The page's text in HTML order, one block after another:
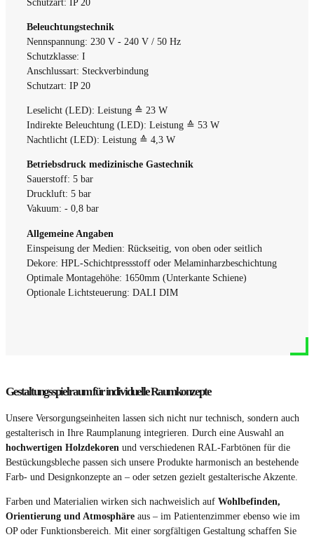
Beleuchtungstechnik
Nennspannung: 230 V - 240 V / 50 Hz
Schutzklasse: I
Anschlussart: Steckverbindung
Schutzart: IP 20
Leselicht (LED): Leistung ≙ 23 W
Indirekte Beleuchtung (LED): Leistung ≙ 53 W
Nachtlicht (LED): Leistung ≙ 4,3 W
Betriebsdruck medizinische Gastechnik
Sauerstoff: 5 bar
Druckluft: 5 bar
Vakuum: - 0,8 bar
Allgemeine Angaben
Einspeisung der Medien: Rückseitig, von oben oder seitlich
Dekore: HPL-Schichtpressstoff oder Melaminharzbeschichtung
Optimale Montagehöhe: 1650mm (Unterkante Schiene)
Optionale Lichtsteuerung: DALI DIM
Gestaltungsspielraum für individuelle Raumkonzepte
Unsere Versorgungseinheiten lassen sich nicht nur technisch, sondern auch
gestalterisch in Ihre Raumplanung integrieren. Durch eine Auswahl an
hochwertigen Holzdekoren und verschiedenen RAL-Farbtönen für die
Bestückungsbleche passen sich unsere Produkte harmonisch an bestehende
Farb- und Designkonzepte an – oder setzen gezielt gestalterische Akzente.
Farben und Materialien wirken sich nachweislich auf Wohlbefinden,
Orientierung und Atmosphäre aus – im Patientenzimmer ebenso wie im
OP oder Funktionsbereich. Mit einer sorgfältigen Gestaltung schaffen Sie